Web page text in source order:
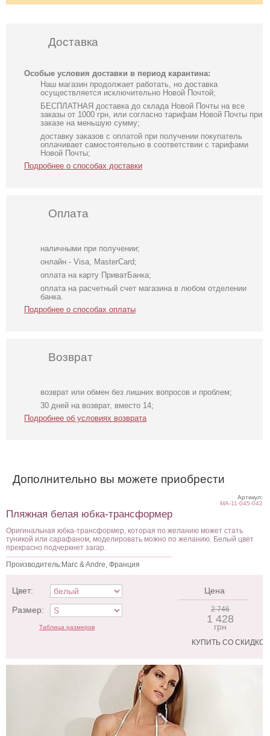
Доставка
Особые условия доставки в период карантина:
Наш магазин продолжает работать, но доставка
осуществляется исключительно Новой Почтой;
БЕСПЛАТНАЯ доставка до склада Новой Почты на все
заказы от 1000 грн, или согласно тарифам Новой Почты при
заказе на меньшую сумму;
доставку заказов с оплатой при получении покупатель
оплачивает самостоятельно в соответствии с тарифами
Новой Почты;
Подробнее о способах доставки
Оплата
наличными при получении;
онлайн - Visa, MasterCard;
оплата на карту ПриватБанка;
оплата на расчетный счет магазина в любом отделении
банка.
Подробнее о способах оплаты
Возврат
возврат или обмен без лишних вопросов и проблем;
30 дней на возврат, вместо 14;
Подробнее об условиях возврата
Дополнительно вы можете приобрести
Артикул:
MA-11-045-042
Пляжная белая юбка-трансформер
Оригинальная юбка-трансформер, которая по желанию может стать
туникой или сарафаном, моделировать можно по желанию. Белый цвет
прекрасно подчеркнет загар.
Производитель:Marc & Andre, Франция
Цена
2 746
1 428
грн
Цвет:
Размер:
Таблица размеров